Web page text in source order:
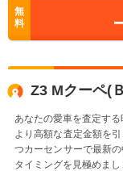
無
料
Z3 Mクーペ(
あなたの愛車を査定する
より高額な査定金額を
つカーセンサーで最新
タイミングを見極めまし